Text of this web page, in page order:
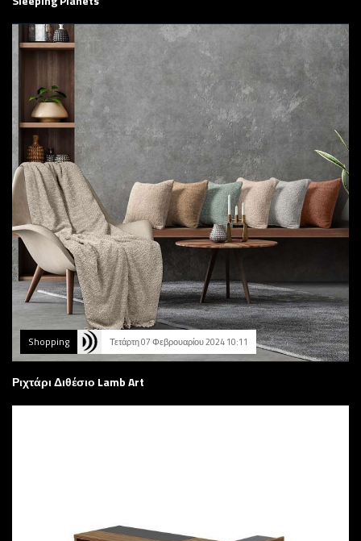
Shopping Τετάρτη 07 Φεβρουαρίου 2024 10:11
Ριχτάρι Διθέσιο Lamb Art